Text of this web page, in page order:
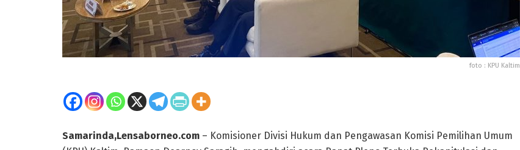
foto : KPU Kaltim
Samarinda,Lensaborneo.com – Komisioner Divisi Hukum dan Pengawasan Komisi Pemilihan Umum